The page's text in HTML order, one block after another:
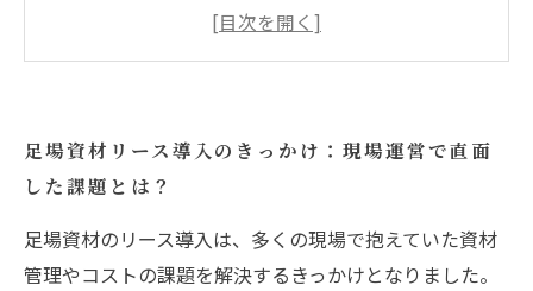
現場で実感！足場資材リースがもたらす安全性
したリース活用法
足場資材リースによる現場運営の未来展望：さ
らなる効率化を目指して
足場資材リース利用の具体的なメリットとは？
足場資材リース導入のきっかけ：現場運営で直面
した課題とは？
足場資材のリース導入は、多くの現場で抱えていた資材
管理やコストの課題を解決するきっかけとなりました。